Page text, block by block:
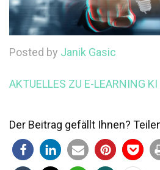
Posted by Janik Gasic
AKTUELLES ZU E-LEARNING KI
Der Beitrag gefällt Ihnen?